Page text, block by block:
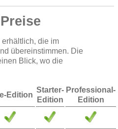
erhältlich, die im
übereinstimmen. Die
Blick, wo die
Edition
Starter-
Edition
Professional-
Edition